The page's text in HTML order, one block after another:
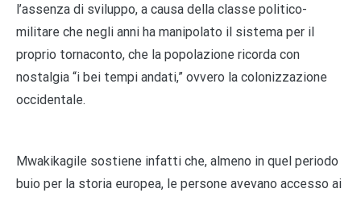
l’assenza di sviluppo, a causa della classe politico-
militare che negli anni ha manipolato il sistema per il
proprio tornaconto, che la popolazione ricorda con
nostalgia “i bei tempi andati,” ovvero la colonizzazione
occidentale.
Mwakikagile sostiene infatti che, almeno in quel periodo
buio per la storia europea, le persone avevano accesso ai